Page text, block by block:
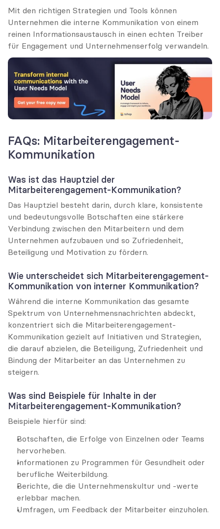
Mit den richtigen Strategien und Tools können
Unternehmen die interne Kommunikation von einem
reinen Informationsaustausch in einen echten Treiber
für Engagement und Unternehmenserfolg verwandeln.
FAQs: Mitarbeiterengagement-
Kommunikation
Was ist das Hauptziel der
Mitarbeiterengagement-Kommunikation?
Das Hauptziel besteht darin, durch klare, konsistente
und bedeutungsvolle Botschaften eine stärkere
Verbindung zwischen den Mitarbeitern und dem
Unternehmen aufzubauen und so Zufriedenheit,
Beteiligung und Motivation zu fördern.
Wie unterscheidet sich Mitarbeiterengagement-
Kommunikation von interner Kommunikation?
Während die interne Kommunikation das gesamte
Spektrum von Unternehmensnachrichten abdeckt,
konzentriert sich die Mitarbeiterengagement-
Kommunikation gezielt auf Initiativen und Strategien,
die darauf abzielen, die Beteiligung, Zufriedenheit und
Bindung der Mitarbeiter an das Unternehmen zu
steigern.
Was sind Beispiele für Inhalte in der
Mitarbeiterengagement-Kommunikation?
Beispiele hierfür sind:
Botschaften, die Erfolge von Einzelnen oder Teams
hervorheben.
Informationen zu Programmen für Gesundheit oder
berufliche Weiterbildung.
Berichte, die die Unternehmenskultur und -werte
erlebbar machen.
Umfragen, um Feedback der Mitarbeiter einzuholen.